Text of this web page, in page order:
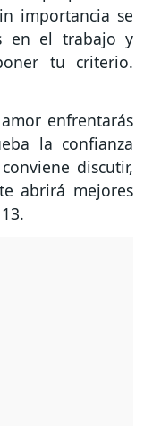
importancia se
en el trabajo y
tu criterio.
enfrentarás
la confianza
discutir,
abrirá mejores